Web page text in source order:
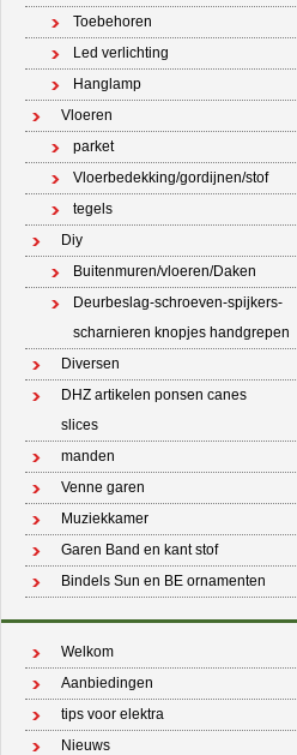
Toebehoren
Led verlichting
Hanglamp
Vloeren
parket
Vloerbedekking/gordijnen/stof
tegels
Diy
Buitenmuren/vloeren/Daken
Deurbeslag-schroeven-spijkers-
scharnieren knopjes handgrepen
Diversen
DHZ artikelen ponsen canes
slices
manden
Venne garen
Muziekkamer
Garen Band en kant stof
Bindels Sun en BE ornamenten
Welkom
Aanbiedingen
tips voor elektra
Nieuws